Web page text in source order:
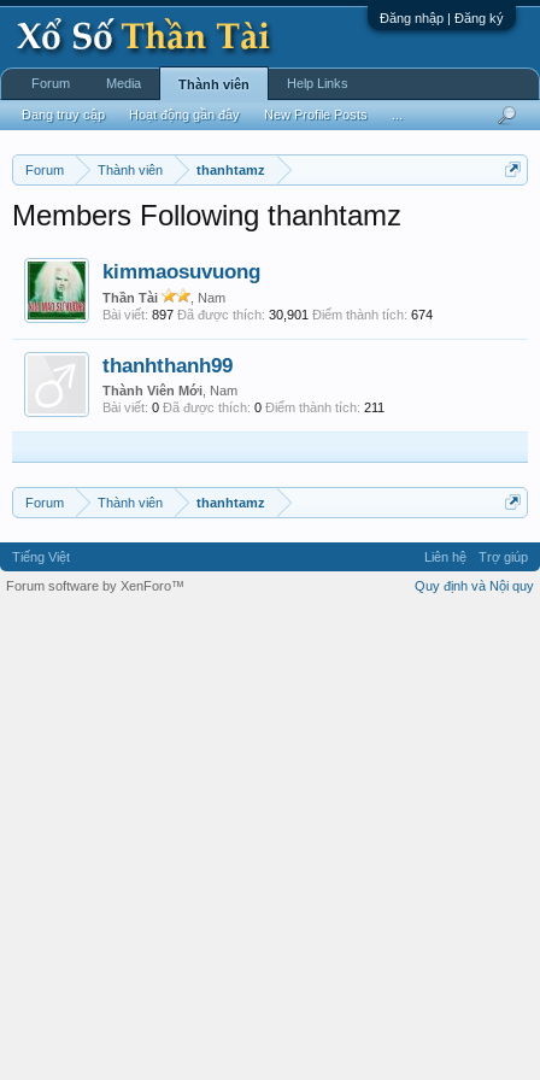
Đăng nhập | Đăng ký
Forum Thành viên thanhtamz
Members Following thanhtamz
kimmaosuvuong
Thần Tài
, Nam
Bài viết: 897 Đã được thích: 30,901 Điểm thành tích: 674
thanhthanh99
Thành Viên Mới , Nam
Bài viết: 0 Đã được thích: 0 Điểm thành tích: 211
Forum Thành viên thanhtamz
Forum Media Thành viên
Đang truy cập Hoạt động gần đây New Profile Posts
Help Links
Tiếng Việt Liên hệ
Trợ giúp
Quy định và Nội quy
Forum software by XenForo™